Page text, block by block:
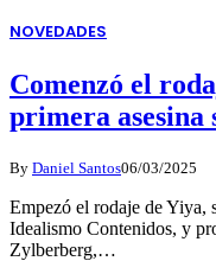
NOVEDADES
Comenzó el
primera asesina
By Daniel Santos06/03/2025
Empezó el rodaje de Yiya,
Idealismo Contenidos, y
Zylberberg,…